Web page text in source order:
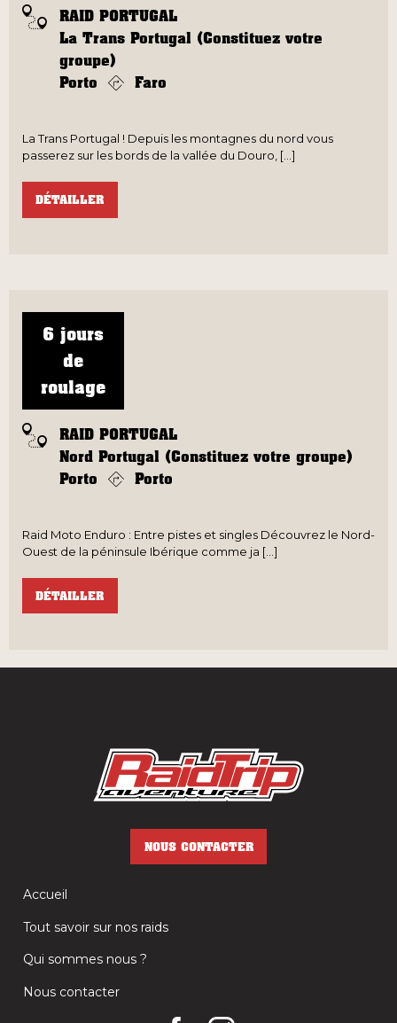
RAID PORTUGAL
La Trans Portugal (Constituez votre
groupe)
Porto
Faro
La Trans Portugal ! Depuis les montagnes du nord vous
passerez sur les bords de la vallée du Douro, [...]
DÉTAILLER
6 jours
de
roulage
RAID PORTUGAL
Nord Portugal (Constituez votre groupe)
Porto
Porto
Raid Moto Enduro : Entre pistes et singles Découvrez le Nord-
Ouest de la péninsule Ibérique comme ja [...]
DÉTAILLER
NOUS CONTACTER
Accueil
Tout savoir sur nos raids
Qui sommes nous ?
Nous contacter